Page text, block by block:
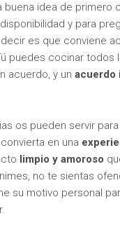
buena idea de
y para
es que conviene
puedes cocinar
acuerdo, y un acuerdo
os pueden servir
en una
limpio y amoroso
no te sientas
su motivo personal